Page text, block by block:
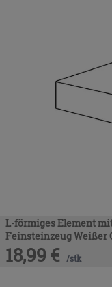
L-förmiges Element
Feinsteinzeug Weißer
18,99 € /stk